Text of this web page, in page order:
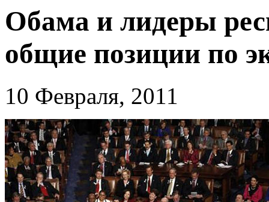
Обама и лидеры
общие позиции по
10 Февраля, 2011